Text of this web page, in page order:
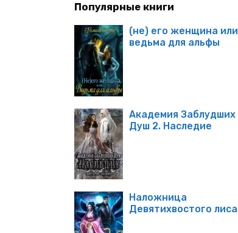
Популярные книги
(не) его женщина или
ведьма для альфы
Академия Заблудших
Душ 2. Наследие
Наложница
Девятихвостого лиса